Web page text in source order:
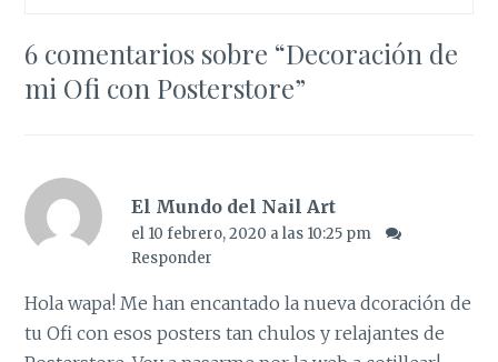
6 comentarios sobre “Decoración de
mi Ofi con Posterstore”
El Mundo del Nail Art
el 10 febrero, 2020 a las 10:25 pm
Responder
Hola wapa! Me han encantado la nueva dcoración de
tu Ofi con esos posters tan chulos y relajantes de